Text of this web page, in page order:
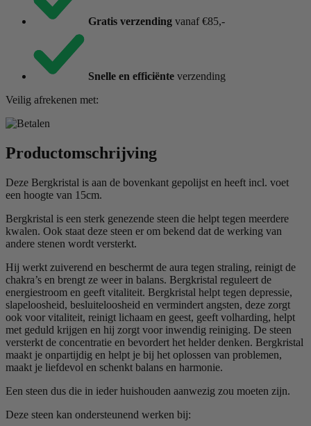
Gratis verzending vanaf €85,-
Snelle en efficiënte verzending
Veilig afrekenen met:
Productomschrijving
Deze Bergkristal is aan de bovenkant gepolijst en heeft incl. voet
een hoogte van 15cm.
Bergkristal is een sterk genezende steen die helpt tegen meerdere
kwalen. Ook staat deze steen er om bekend dat de werking van
andere stenen wordt versterkt.
Hij werkt zuiverend en beschermt de aura tegen straling, reinigt de
chakra’s en brengt ze weer in balans. Bergkristal reguleert de
energiestroom en geeft vitaliteit. Bergkristal helpt tegen depressie,
slapeloosheid, besluiteloosheid en vermindert angsten, deze zorgt
ook voor vitaliteit, reinigt lichaam en geest, geeft volharding, helpt
met geduld krijgen en hij zorgt voor inwendig reiniging. De steen
versterkt de concentratie en bevordert het helder denken. Bergkristal
maakt je onpartijdig en helpt je bij het oplossen van problemen,
maakt je liefdevol en schenkt balans en harmonie.
Een steen dus die in ieder huishouden aanwezig zou moeten zijn.
Deze steen kan ondersteunend werken bij: